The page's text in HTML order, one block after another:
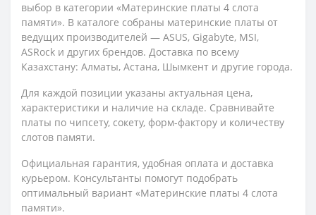
выбор в категории «Материнские платы 4 слота
памяти». В каталоге собраны материнские платы от
ведущих производителей — ASUS, Gigabyte, MSI,
ASRock и других брендов. Доставка по всему
Казахстану: Алматы, Астана, Шымкент и другие города.
Для каждой позиции указаны актуальная цена,
характеристики и наличие на складе. Сравнивайте
платы по чипсету, сокету, форм-фактору и количеству
слотов памяти.
Официальная гарантия, удобная оплата и доставка
курьером. Консультанты помогут подобрать
оптимальный вариант «Материнские платы 4 слота
памяти».